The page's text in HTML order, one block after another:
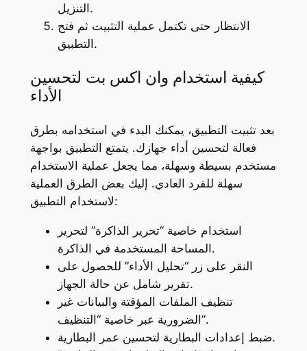
التنزيل.
الانتظار حتى تكتمل عملية التثبيت ثم فتح
التطبيق.
كيفية استخدام وان اكس بت لتحسين
الأداء
بعد تثبيت التطبيق، يمكنك البدء في استخدامه بطرق
فعالة لتحسين أداء جهازك. يتمتع التطبيق بواجهة
مستخدم بسيطة وسهلة، مما يجعل عملية الاستخدام
سهلة للفرد العادي. إليك بعض الطرق العملية
لاستخدام التطبيق:
استخدام خاصية “تحرير الذاكرة” لتحرير
المساحة المستخدمة في الذاكرة.
النقر على زر “تحليل الأداء” للحصول على
تقرير شامل عن حالة الجهاز.
تنظيف الملفات المؤقتة والبيانات غير
الضرورية عبر خاصية “التنظيف”.
ضبط إعدادات البطارية لتحسين عمر البطارية.